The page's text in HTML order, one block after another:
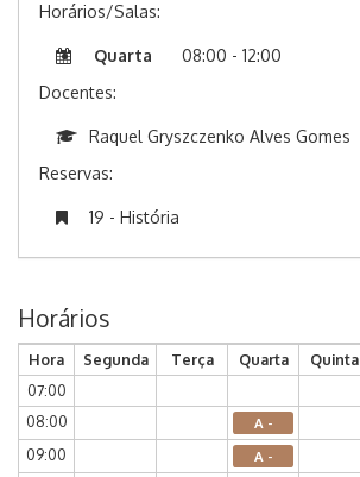
Horários/Salas:
Quarta
08:00 - 12:00
Docentes:
Raquel Gryszczenko Alves Gomes
Reservas:
19 - História
Horários
Hora Segunda Terça Quarta Quinta
07:00
08:00
A -
09:00 A -